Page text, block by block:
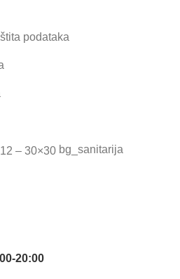
podataka
bg_sanitarija
20:00